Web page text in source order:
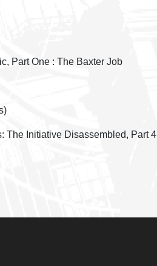
Part One : The Baxter Job
The Initiative Disassembled, Part 4